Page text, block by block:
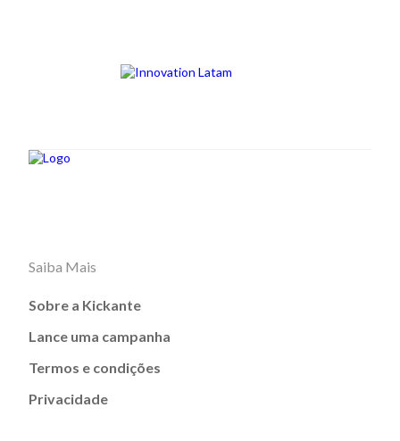
Saiba Mais
Sobre a Kickante
Lance uma campanha
Termos e condições
Privacidade